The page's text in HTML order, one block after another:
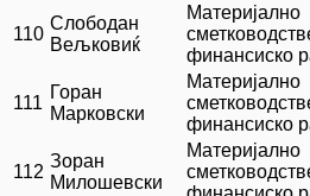
110
Слободан
Вељковиќ
Материјално
финансиско
111
Горан
Марковски
Материјално
финансиско
112
Зоран
Милошевски
Материјално